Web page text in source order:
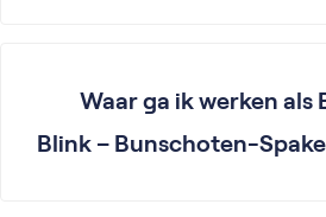
Waar ga ik werken als
Blink – Bunschoten-